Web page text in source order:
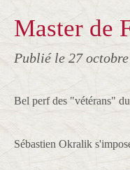
Master de
Publié le 27
Bel perf des "vétérans"
Sébastien Okralik